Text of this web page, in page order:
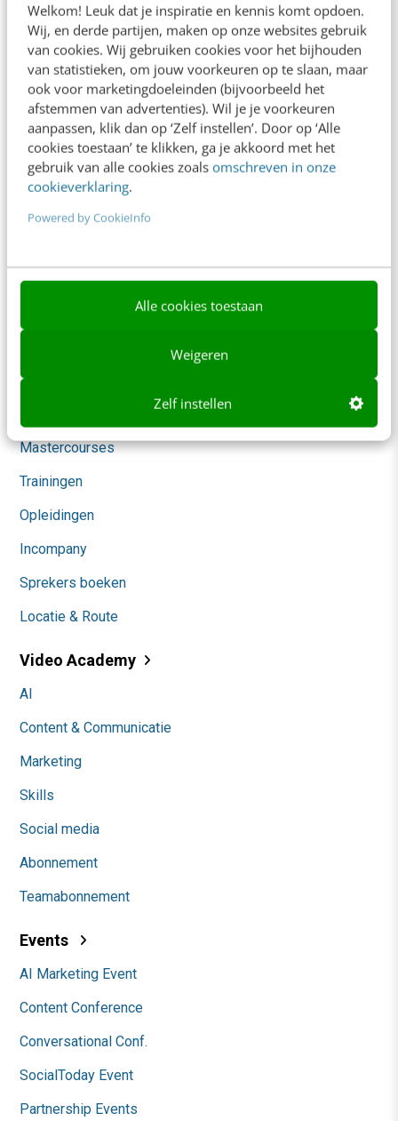
Welkom! Leuk dat je inspiratie en kennis komt opdoen.
Wij, en derde partijen, maken op onze websites gebruik
van cookies. Wij gebruiken cookies voor het bijhouden
van statistieken, om jouw voorkeuren op te slaan, maar
ook voor marketingdoeleinden (bijvoorbeeld het
afstemmen van advertenties). Wil je je voorkeuren
aanpassen, klik dan op ‘Zelf instellen’. Door op ‘Alle
cookies toestaan’ te klikken, ga je akkoord met het
gebruik van alle cookies zoals omschreven in onze
cookieverklaring.
Powered by CookieInfo
Alle cookies toestaan
Weigeren
Zelf instellen
Werken bij
Whitepapers
Blog
AI & Tech
Content & Communicatie
Klantcontact & CX
Social
Themanieuwsbrieven
Community
Academy
Mastercourses
Trainingen
Opleidingen
Incompany
Sprekers boeken
Locatie & Route
Video Academy
AI
Content & Communicatie
Marketing
Skills
Social media
Abonnement
Teamabonnement
Events
AI Marketing Event
Content Conference
Conversational Conf.
SocialToday Event
Partnership Events